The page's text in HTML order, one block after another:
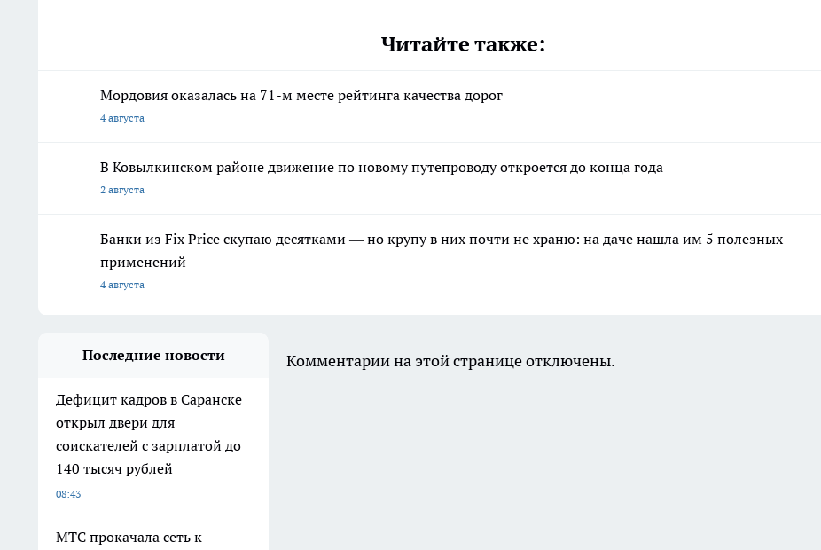
Читайте также:
Мордовия оказалась на 71-м месте рейтинга качества дорог
4 августа
В Ковылкинском районе движение по новому путепроводу откроется до конца года
2 августа
Банки из Fix Price скупаю десятками — но крупу в них почти не храню: на даче нашла им 5 полезных
применений
4 августа
Последние новости
Дефицит кадров в Саранске
открыл двери для
соискателей с зарплатой до
140 тысяч рублей
08:43
МТС прокачала сеть к
Комментарии на этой странице отключены.